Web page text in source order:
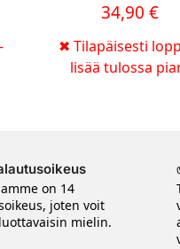
34,90 €
✖ Tilapäisesti
lisää tulossa
on 14
joten voit
mielin.